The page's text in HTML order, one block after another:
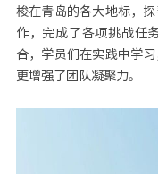
梭在青岛的各大地标，
作，完成了各项挑战任
合，学员们在实践中学
更增强了团队凝聚力。